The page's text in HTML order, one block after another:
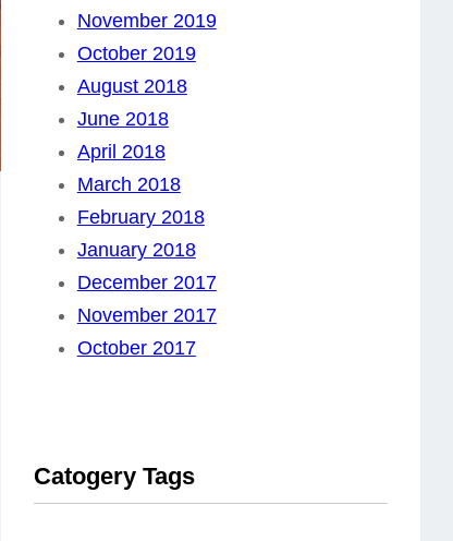
November 2019
October 2019
August 2018
June 2018
April 2018
March 2018
February 2018
January 2018
December 2017
November 2017
October 2017
Catogery Tags